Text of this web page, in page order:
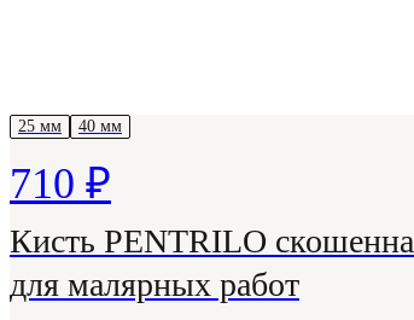
25 мм 40 мм
710 ₽
Кисть PENTRILO
для малярных работ